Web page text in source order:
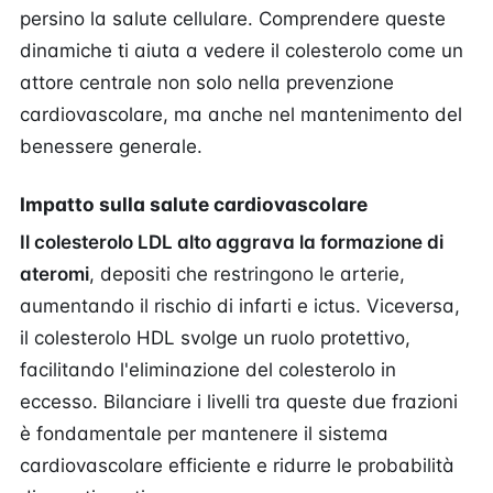
persino la salute cellulare. Comprendere queste
dinamiche ti aiuta a vedere il colesterolo come un
attore centrale non solo nella prevenzione
cardiovascolare, ma anche nel mantenimento del
benessere generale.
Impatto sulla salute cardiovascolare
Il colesterolo LDL alto aggrava la formazione di
ateromi, depositi che restringono le arterie,
aumentando il rischio di infarti e ictus. Viceversa,
il colesterolo HDL svolge un ruolo protettivo,
facilitando l'eliminazione del colesterolo in
eccesso. Bilanciare i livelli tra queste due frazioni
è fondamentale per mantenere il sistema
cardiovascolare efficiente e ridurre le probabilità